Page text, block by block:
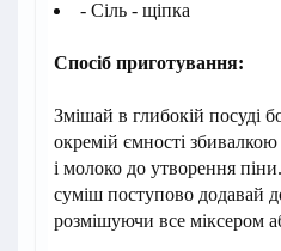
- Сіль - щіпка
Спосіб приготування:
Змішай в глибокій посуді
окремій ємності
і молоко до утворення
суміш поступово додавай
розмішуючи все міксером